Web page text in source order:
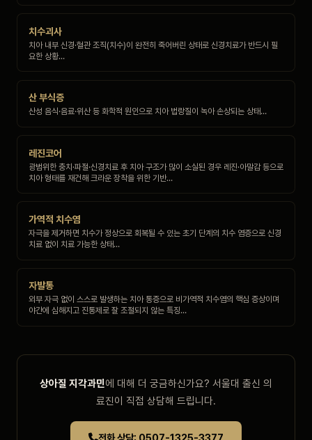
치수괴사
치아 내부 신경·혈관 조직(치수)이 완전히 죽어버린 상태로 신경치료가 반드시 필
요한 상황…
산 부식증
산성 음식·음료·위산 등 화학적 원인으로 치아 법랑질이 녹아 손상되는 상태…
레진코어
광범위한 충치·파절·신경치료 후 치아 구조가 많이 소실된 경우 레진·아말감 등으로
치아 형태를 재건해 크라운 장착을 위한 기반…
가역적 치수염
자극을 제거하면 치수가 정상으로 회복될 수 있는 초기 단계의 치수 염증으로 신경
치료 없이 치료 가능한 상태…
자발통
외부 자극 없이 스스로 발생하는 치아 통증으로 비가역적 치수염의 핵심 증상이며
야간에 심해지고 진통제로 잘 조절되지 않는 특징…
상아질 지각과민에 대해 더 궁금하신가요? 서울대 출신 의
료진이 직접 상담해 드립니다.
전화 상담: 0507-1325-3377